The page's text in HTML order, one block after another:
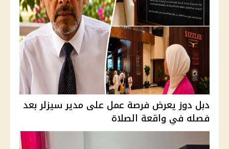
دبل دوز يعرض فرصة عمل على مدير سيزلر بعد
فصله في واقعة الصلاة